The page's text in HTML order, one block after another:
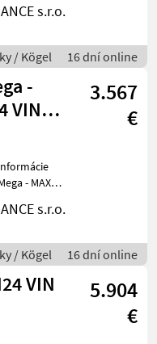
s.r.o.
/ Kögel 16 dní online
-
VIN
3.567
€
váha:
s.r.o.
/ Kögel 16 dní online
VIN
5.904
€